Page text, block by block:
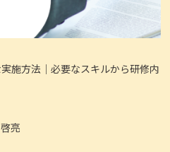
施方法｜必要なスキルから研修内
亮